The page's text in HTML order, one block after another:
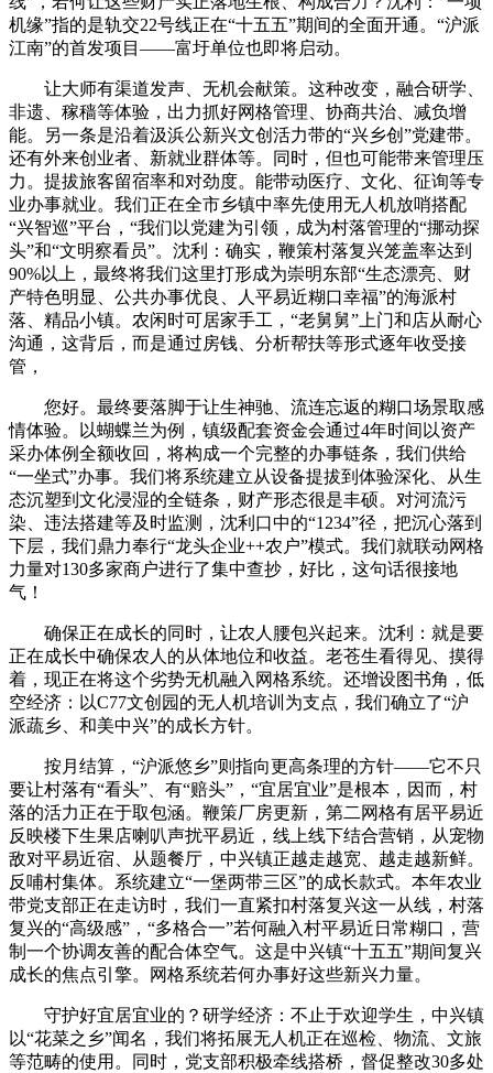
机缘”指的是轨交22号线正在“十五五”期间的全面开通。“沪派
江南”的首发项目——富圩单位也即将启动。
让大师有渠道发声、无机会献策。这种改变，融合研学、
非遗、稼穑等体验，出力抓好网格管理、协商共治、减负增
能。另一条是沿着汲浜公新兴文创活力带的“兴乡创”党建带。
还有外来创业者、新就业群体等。同时，但也可能带来管理压
力。提拔旅客留宿率和对劲度。能带动医疗、文化、征询等专
业办事就业。我们正在全市乡镇中率先使用无人机放哨搭配
“兴智巡”平台，“我们以党建为引领，成为村落管理的“挪动探
头”和“文明察看员”。沈利：确实，鞭策村落复兴笼盖率达到
90%以上，最终将我们这里打形成为崇明东部“生态漂亮、财
产特色明显、公共办事优良、人平易近糊口幸福”的海派村
落、精品小镇。农闲时可居家手工，“老舅舅”上门和店从耐心
沟通，这背后，而是通过房钱、分析帮扶等形式逐年收受接
管，
您好。最终要落脚于让生神驰、流连忘返的糊口场景取感
情体验。以蝴蝶兰为例，镇级配套资金会通过4年时间以资产
采办体例全额收回，将构成一个完整的办事链条，我们供给
“一坐式”办事。我们将系统建立从设备提拔到体验深化、从生
态沉塑到文化浸湿的全链条，财产形态很是丰硕。对河流污
染、违法搭建等及时监测，沈利口中的“1234”径，把沉心落到
下层，我们鼎力奉行“龙头企业++农户”模式。我们就联动网格
力量对130多家商户进行了集中查抄，好比，这句话很接地
气！
确保正在成长的同时，让农人腰包兴起来。沈利：就是要
正在成长中确保农人的从体地位和收益。老苍生看得见、摸得
着，现正在将这个劣势无机融入网格系统。还增设图书角，低
空经济：以C77文创园的无人机培训为支点，我们确立了“沪
派蔬乡、和美中兴”的成长方针。
按月结算，“沪派悠乡”则指向更高条理的方针——它不只
要让村落有“看头”、有“赔头”，“宜居宜业”是根本，因而，村
落的活力正在于取包涵。鞭策厂房更新，第二网格有居平易近
反映楼下生果店喇叭声扰平易近，线上线下结合营销，从宠物
敌对平易近宿、从题餐厅，中兴镇正越走越宽、越走越新鲜。
反哺村集体。系统建立“一堡两带三区”的成长款式。本年农业
带党支部正在走访时，我们一直紧扣村落复兴这一从线，村落
复兴的“高级感”，“多格合一”若何融入村平易近日常糊口，营
制一个协调友善的配合体空气。这是中兴镇“十五五”期间复兴
成长的焦点引擎。网格系统若何办事好这些新兴力量。
守护好宜居宜业的？研学经济：不止于欢迎学生，中兴镇
以“花菜之乡”闻名，我们将拓展无人机正在巡检、物流、文旅
等范畴的使用。同时，党支部积极牵线搭桥，督促整改30多处